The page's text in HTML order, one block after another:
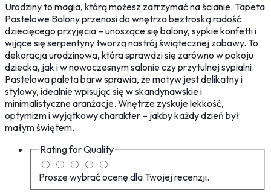
Urodziny to magia, którą możesz zatrzymać na ścianie. Tapeta
Pastelowe Balony przenosi do wnętrza beztroską radość
dziecięcego przyjęcia – unoszące się balony, sypkie konfetti i
wijące się serpentyny tworzą nastrój świątecznej zabawy. To
dekoracja urodzinowa, która sprawdzi się zarówno w pokoju
dziecka, jak i w nowoczesnym salonie czy przytulnej sypialni.
Pastelowa paleta barw sprawia, że motyw jest delikatny i
stylowy, idealnie wpisując się w skandynawskie i
minimalistyczne aranżacje. Wnętrze zyskuje lekkość,
optymizm i wyjątkowy charakter – jakby każdy dzień był
małym świętem.
Rating forQuality
Proszę wybrać ocenę dla Twojej recenzji.